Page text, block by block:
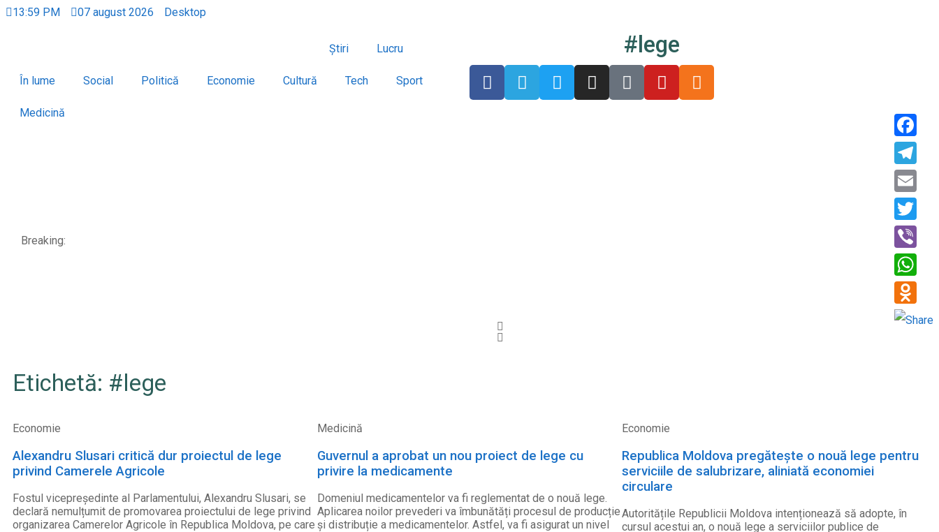
13:59 PM 07 august 2026 Desktop
Știri Lucru #lege
În lume Social Politică Economie Cultură Tech Sport
Medicină
Breaking:
Etichetă: #lege
Economie
Alexandru Slusari critică dur proiectul de lege
privind Camerele Agricole
Fostul vicepreședinte al Parlamentului, Alexandru Slusari, se
declară nemulțumit de promovarea proiectului de lege privind
organizarea Camerelor Agricole în Republica Moldova, pe care
Medicină
Guvernul a aprobat un nou proiect de lege cu
privire la medicamente
Domeniul medicamentelor va fi reglementat de o nouă lege.
Aplicarea noilor prevederi va îmbunătăți procesul de producție
și distribuție a medicamentelor. Astfel, va fi asigurat un nivel
Economie
Republica Moldova pregătește o nouă lege pentru
serviciile de salubrizare, aliniată economiei
circulare
Autoritățile Republicii Moldova intenționează să adopte, în
cursul acestui an, o nouă lege a serviciilor publice de
Telegram
Email
Twitter
Viber